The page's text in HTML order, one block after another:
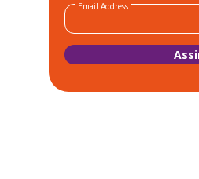
Email Address